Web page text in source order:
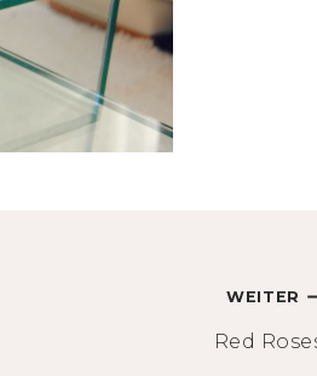
WEITER
Red